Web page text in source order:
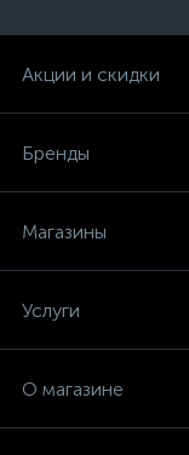
Акции и скидки
Бренды
Магазины
Услуги
О магазине